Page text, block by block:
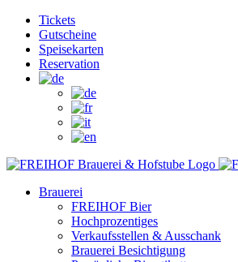
Zum
Inhalt
springen
Facebook
Instagram
YouTubeTickets
Gutscheine
Speisekarten
Reservation
Brauerei
FREIHOF Bier
Hochprozentiges
Verkaufsstellen & Ausschank
Brauerei Besichtigung